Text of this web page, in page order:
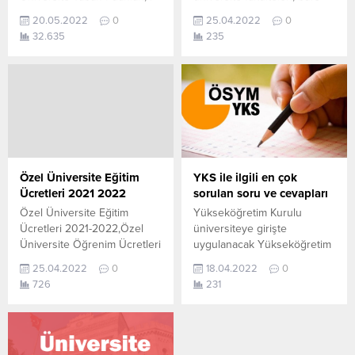
Sıralamaları,puan sıralaması,
4 yıllık kontenjanlar. TYT
(YKS) Taban Puanları ve
Başarı Sıralamaları,2021-
2022 yerleştirme
puanları.
Basarisiralamalari.com sitesi
olarak 2022 Üniversite
sınavlarına hazırlanan...
20.05.2022
0
32.635
üniversite kampüsü, gibi
içerikleri burada
Üniversiteleri hakkında
merak ettiğiniz her şeye
ulaşmış olabileceksiniz.
Aşağıda Vakıf Üniversiteleri
alfabetik olarak sıralanmıştır.
Üzerine tıklayarak Vakıf
Üniversiteleri hakkında bilgi
sahibi olabilirsiniz.. Özel
Üniversiteler Acıbadem
Mehmet Ali Aydınlar
Üniversitesi Ada...
25.04.2022
0
235
Özel Üniversite Eğitim
Ücretleri 2021 2022
Özel Üniversite Eğitim
Ücretleri 2021-2022,Özel
Üniversite Öğrenim Ücretleri
ücretleri 2 yıllık,özel
üniversite ücretleri 4 yıllık
belirlediği eğitim ücretlerine
25.04.2022
0
726
YKS ile ilgili en çok
sorulan soru ve cevapları
Yükseköğretim Kurulu
üniversiteye girişte
uygulanacak Yükseköğretim
en çok sorulan soru ve
cevapları yayımladı. Yapılan
18.04.2022
0
231